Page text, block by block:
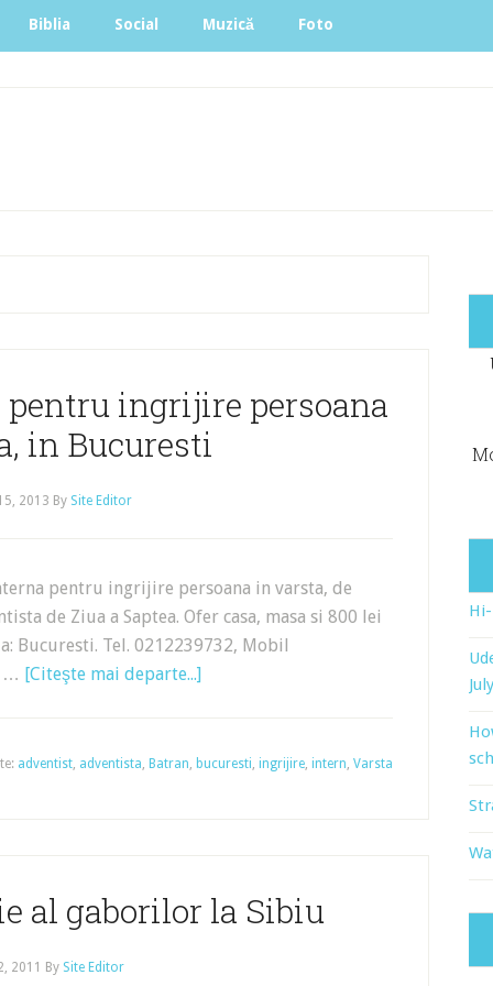
Biblia Social Muzică Foto
ingrijire persoana
in Bucuresti
2013 By Site Editor
pentru ingrijire persoana in varsta, de
de Ziua a Saptea. Ofer casa, masa si 800 lei
Bucuresti. Tel. 0212239732, Mobil
… [Citeşte mai departe...]
adventist, adventista, Batran, bucuresti, ingrijire, intern, Varsta
al gaborilor la Sibiu
2011 By Site Editor